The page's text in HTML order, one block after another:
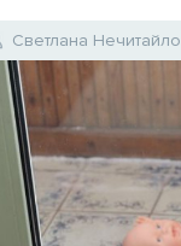
Светлана Нечитайло